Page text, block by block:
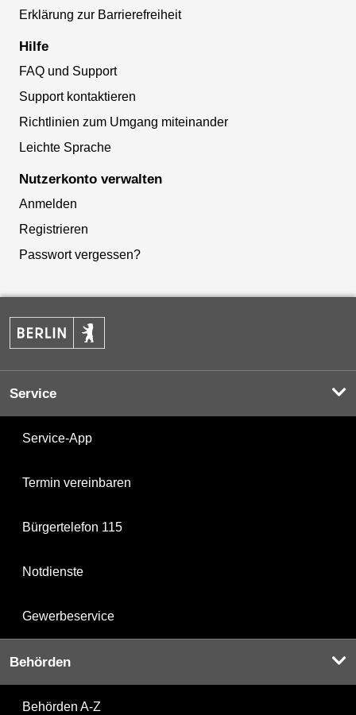
Erklärung zur Barrierefreiheit
Hilfe
FAQ und Support
Support kontaktieren
Richtlinien zum Umgang miteinander
Leichte Sprache
Nutzerkonto verwalten
Anmelden
Registrieren
Passwort vergessen?
Service
Service-App
Termin vereinbaren
Bürgertelefon 115
Notdienste
Gewerbeservice
Behörden
Behörden A-Z